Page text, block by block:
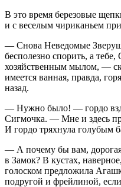
В это время березовые
и с веселым чириканьем
— Снова Неведомые
бесполезно спорить, а
хозяйственным мылом, —
имеется ванная, правда,
назад.
— Нужно было! — гордо
Сигмочка. — Мне и здесь
И гордо тряхнула голубым
— А почему бы вам,
в Замок? В кустах,
голоском предложила
подругой и фрейлиной,